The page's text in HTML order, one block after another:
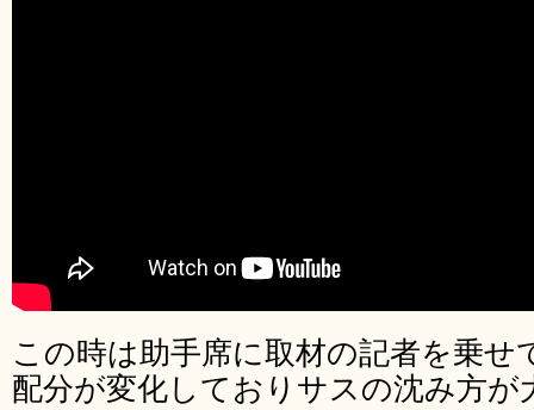
この時は助手席に取材の記者を乗せ
配分が変化しておりサスの沈み方